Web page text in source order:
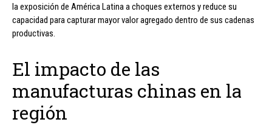
la exposición de América Latina a choques externos y reduce su
capacidad para capturar mayor valor agregado dentro de sus cadenas
productivas.
El impacto de las
manufacturas chinas en la
región